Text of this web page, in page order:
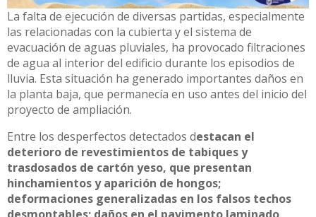
La falta de ejecución de diversas partidas, especialmente
las relacionadas con la cubierta y el sistema de
evacuación de aguas pluviales, ha provocado filtraciones
de agua al interior del edificio durante los episodios de
lluvia. Esta situación ha generado importantes daños en
la planta baja, que permanecía en uso antes del inicio del
proyecto de ampliación.
Entre los desperfectos detectados destacan el
deterioro de revestimientos de tabiques y
trasdosados de cartón yeso, que presentan
hinchamientos y aparición de hongos;
deformaciones generalizadas en los falsos techos